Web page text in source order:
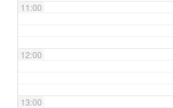
11:00
12:00
13:00